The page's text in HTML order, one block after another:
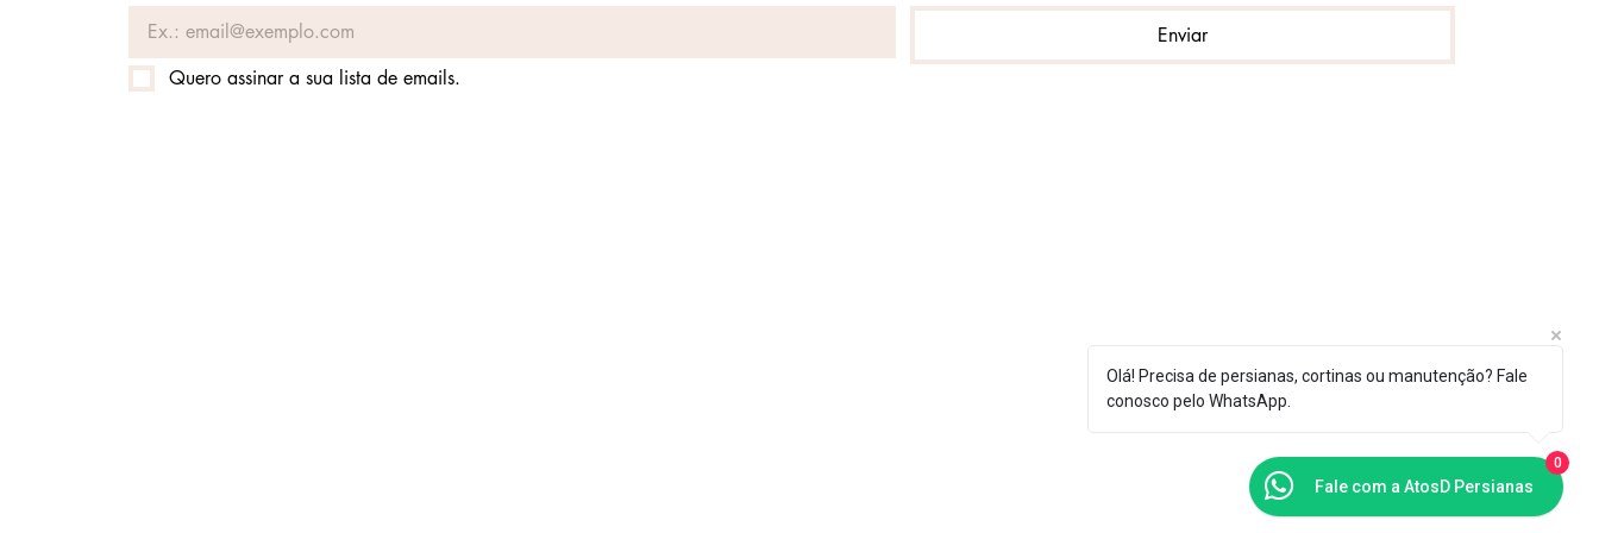
Enviar
Quero assinar a sua lista de emails.
Olá! Precisa de persianas, cortinas ou manutenção? Fale
conosco pelo WhatsApp.
Fale com a AtosD Persianas
0